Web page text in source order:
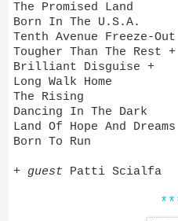
The Promised Land
Born In The U.S.A.
Tenth Avenue Freeze-Out
Tougher Than The Rest +
Brilliant Disguise +
Long Walk Home
The Rising
Dancing In The Dark
Land Of Hope And Dreams
Born To Run
+ guest Patti Scialfa